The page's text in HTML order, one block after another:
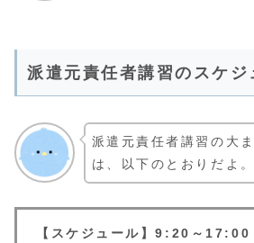
派遣元責任者講習のスケジ
派遣元責任者講習の大
は、以下のとおりだよ。
【スケジュール】9:20～17:00